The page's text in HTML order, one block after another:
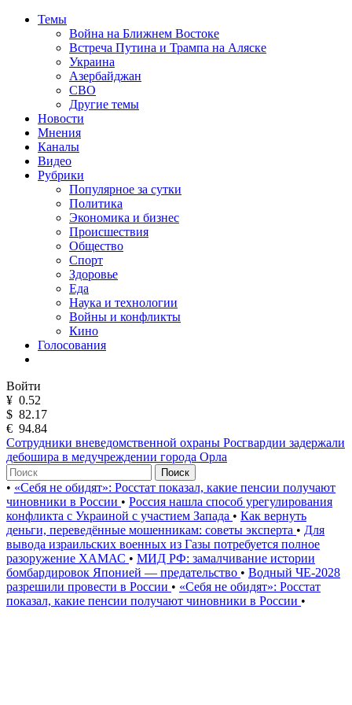
Темы
Война на Ближнем Востоке
Встреча Путина и Трампа на Аляске
Украина
Азербайджан
СВО
Другие темы
Новости
Мнения
Каналы
Видео
Рубрики
Популярное за сутки
Политика
Экономика и бизнес
Происшествия
Общество
Спорт
Здоровье
Еда
Наука и технологии
Войны и конфликты
Кино
Голосования
Войти
¥ 0.52
$ 82.17
€ 94.84
Сотрудники вневедомственной охраны Росгвардии задержали
дебошира в медучреждении города Орла
Поиск
• «Себя не обидят»: Росстат показал, какие пенсии получают
чиновники в России • Россия нашла способ урегулирования
конфликта с Украиной с участием Запада • Как вернуть
деньги, переведённые мошенникам: советы эксперта • Для
вывода израильских военных из Газы потребуется полное
разоружение ХАМАС • МИД РФ: замалчивание истории
бомбардировок Японией — предательство • Водный ЧЕ-2028
разрешили провести в России • «Себя не обидят»: Росстат
показал, какие пенсии получают чиновники в России •